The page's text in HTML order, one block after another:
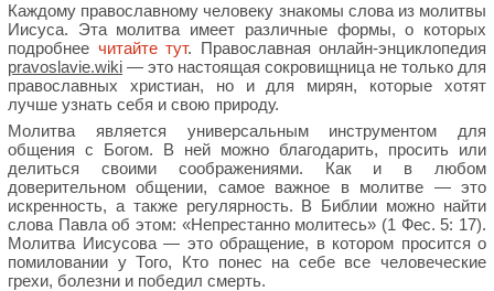
Каждому православному человеку знакомы слова из молитвы
Иисуса. Эта молитва имеет различные формы, о которых
подробнее читайте тут. Православная онлайн-энциклопедия
pravoslavie.wiki — это настоящая сокровищница не только для
православных христиан, но и для мирян, которые хотят
лучше узнать себя и свою природу.
Молитва является универсальным инструментом для
общения с Богом. В ней можно благодарить, просить или
делиться своими соображениями. Как и в любом
доверительном общении, самое важное в молитве — это
искренность, а также регулярность. В Библии можно найти
слова Павла об этом: «Непрестанно молитесь» (1 Фес. 5: 17).
Молитва Иисусова — это обращение, в котором просится о
помиловании у Того, Кто понес на себе все человеческие
грехи, болезни и победил смерть.